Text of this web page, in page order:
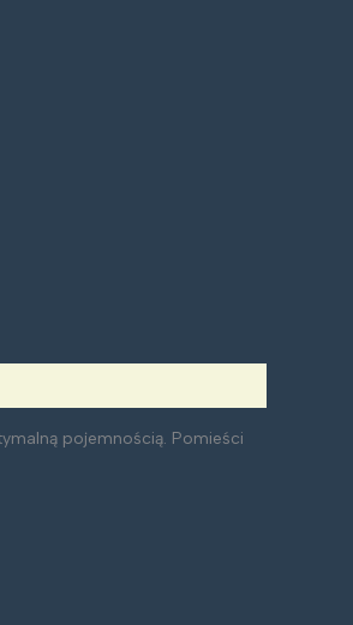
pojemnością. Pomieści